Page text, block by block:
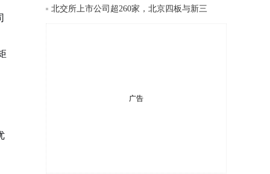
北交所上市公司超260家，北京四板与新三
广告